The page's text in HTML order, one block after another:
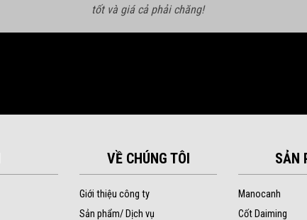
tốt và giá cả phải chăng!
VỀ CHÚNG TÔI
Giới thiệu công ty
Sản phẩm/ Dịch vụ
SẢN
Manocanh
Cốt Daiming